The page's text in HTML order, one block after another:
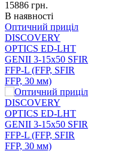
15886 грн.
В наявності
Оптичний приціл
DISCOVERY
OPTICS ED-LHT
GENII 3-15x50 SFIR
FFP-L (FFP, SFIR
FFP, 30 мм)